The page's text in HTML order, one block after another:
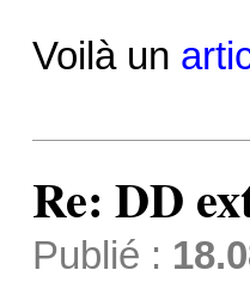
Voilà un
Re: DD
Publié :